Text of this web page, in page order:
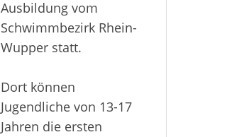
Ausbildung vom
Schwimmbezirk Rhein-
Wupper statt.
Dort können
Jugendliche von 13-17
Jahren die ersten